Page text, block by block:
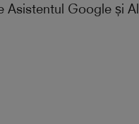
Asistentul Google și